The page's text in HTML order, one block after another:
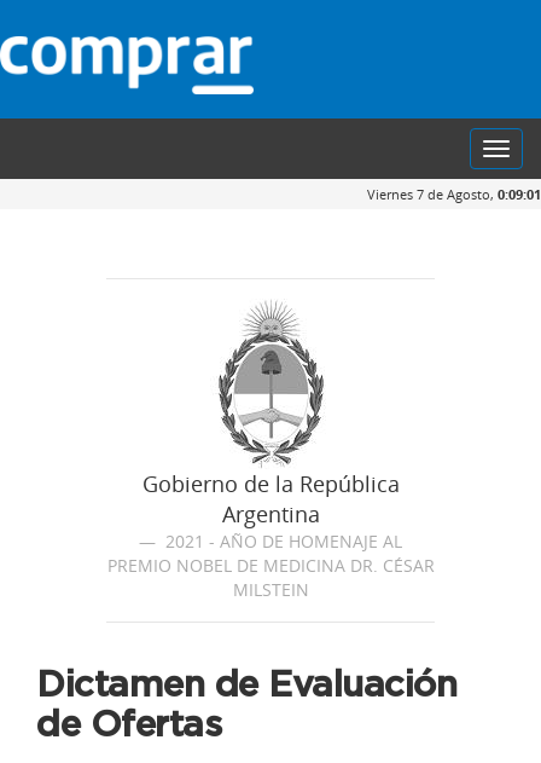
Viernes 7 de Agosto, 0:09:02
Gobierno de la República
Argentina
2021 - AÑO DE HOMENAJE AL
PREMIO NOBEL DE MEDICINA DR. CÉSAR
MILSTEIN
Dictamen de Evaluación
de Ofertas